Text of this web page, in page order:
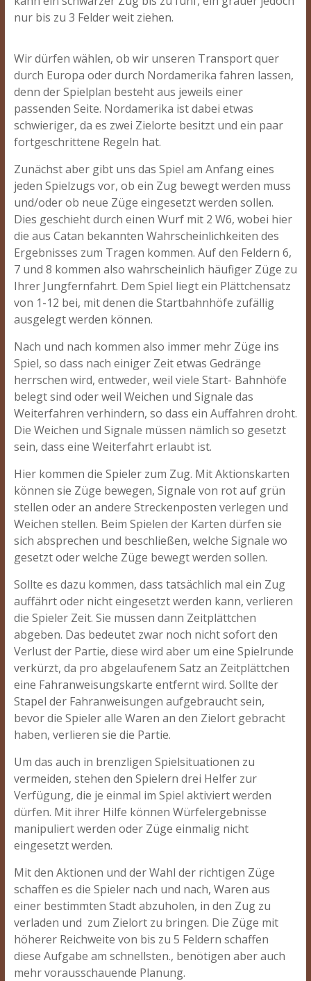
nur bis zu 3 Felder weit ziehen.
Wir dürfen wählen, ob wir unseren Transport quer
durch Europa oder durch Nordamerika fahren lassen,
denn der Spielplan besteht aus jeweils einer
passenden Seite. Nordamerika ist dabei etwas
schwieriger, da es zwei Zielorte besitzt und ein paar
fortgeschrittene Regeln hat.
Zunächst aber gibt uns das Spiel am Anfang eines
jeden Spielzugs vor, ob ein Zug bewegt werden muss
und/oder ob neue Züge eingesetzt werden sollen.
Dies geschieht durch einen Wurf mit 2 W6, wobei hier
die aus Catan bekannten Wahrscheinlichkeiten des
Ergebnisses zum Tragen kommen. Auf den Feldern 6,
7 und 8 kommen also wahrscheinlich häufiger Züge zu
Ihrer Jungfernfahrt. Dem Spiel liegt ein Plättchensatz
von 1-12 bei, mit denen die Startbahnhöfe zufällig
ausgelegt werden können.
Nach und nach kommen also immer mehr Züge ins
Spiel, so dass nach einiger Zeit etwas Gedränge
herrschen wird, entweder, weil viele Start- Bahnhöfe
belegt sind oder weil Weichen und Signale das
Weiterfahren verhindern, so dass ein Auffahren droht.
Die Weichen und Signale müssen nämlich so gesetzt
sein, dass eine Weiterfahrt erlaubt ist.
Hier kommen die Spieler zum Zug. Mit Aktionskarten
können sie Züge bewegen, Signale von rot auf grün
stellen oder an andere Streckenposten verlegen und
Weichen stellen. Beim Spielen der Karten dürfen sie
sich absprechen und beschließen, welche Signale wo
gesetzt oder welche Züge bewegt werden sollen.
Sollte es dazu kommen, dass tatsächlich mal ein Zug
auffährt oder nicht eingesetzt werden kann, verlieren
die Spieler Zeit. Sie müssen dann Zeitplättchen
abgeben. Das bedeutet zwar noch nicht sofort den
Verlust der Partie, diese wird aber um eine Spielrunde
verkürzt, da pro abgelaufenem Satz an Zeitplättchen
eine Fahranweisungskarte entfernt wird. Sollte der
Stapel der Fahranweisungen aufgebraucht sein,
bevor die Spieler alle Waren an den Zielort gebracht
haben, verlieren sie die Partie.
Um das auch in brenzligen Spielsituationen zu
vermeiden, stehen den Spielern drei Helfer zur
Verfügung, die je einmal im Spiel aktiviert werden
dürfen. Mit ihrer Hilfe können Würfelergebnisse
manipuliert werden oder Züge einmalig nicht
eingesetzt werden.
Mit den Aktionen und der Wahl der richtigen Züge
schaffen es die Spieler nach und nach, Waren aus
einer bestimmten Stadt abzuholen, in den Zug zu
verladen und zum Zielort zu bringen. Die Züge mit
höherer Reichweite von bis zu 5 Feldern schaffen
diese Aufgabe am schnellsten., benötigen aber auch
mehr vorausschauende Planung.